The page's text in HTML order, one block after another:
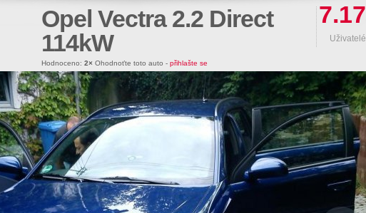
Opel Vectra 2.2 Direct
114kW
7.17
Uživatelé
Hodnoceno: 2× Ohodnoťte toto auto - přihlašte se